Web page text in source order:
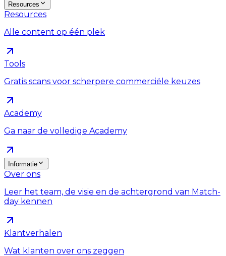
Resources
Resources
Alle content op één plek
Tools
Gratis scans voor scherpere commerciële keuzes
Academy
Ga naar de volledige Academy
Informatie
Over ons
Leer het team, de visie en de achtergrond van Match-
day kennen
Klantverhalen
Wat klanten over ons zeggen